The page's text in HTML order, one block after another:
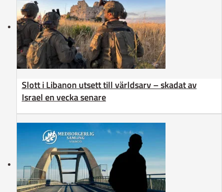
Slott i Libanon utsett till världsarv – skadat av
Israel en vecka senare